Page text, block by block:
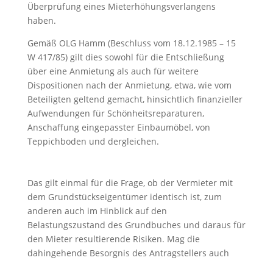
Überprüfung eines Mieterhöhungsverlangens
haben.
Gemäß OLG Hamm (Beschluss vom 18.12.1985 – 15
W 417/85) gilt dies sowohl für die Entschließung
über eine Anmietung als auch für weitere
Dispositionen nach der Anmietung, etwa, wie vom
Beteiligten geltend gemacht, hinsichtlich finanzieller
Aufwendungen für Schönheitsreparaturen,
Anschaffung eingepasster Einbaumöbel, von
Teppichboden und dergleichen.
Das gilt einmal für die Frage, ob der Vermieter mit
dem Grundstückseigentümer identisch ist, zum
anderen auch im Hinblick auf den
Belastungszustand des Grundbuches und daraus für
den Mieter resultierende Risiken. Mag die
dahingehende Besorgnis des Antragstellers auch